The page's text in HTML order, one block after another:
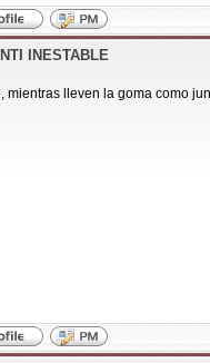
INESTABLE
mientras lleven la goma como